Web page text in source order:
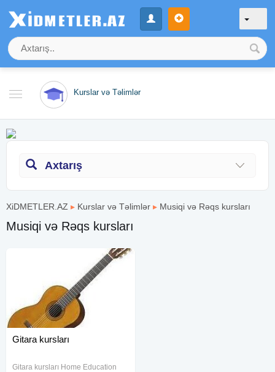
Kurslar və Təlimlər
Axtarış
XiDMETLER.AZ ▸ Kurslar və Təlimlər ▸ Musiqi və Rəqs kursları
Musiqi və Rəqs kursları
Gitara kursları
Gitara kursları Home Education